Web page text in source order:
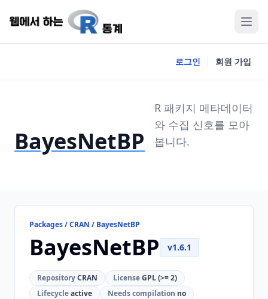
로그인 회원 가입
BayesNetBP
R 패키지 메타데이터
와 수집 신호를 모아
봅니다.
Packages / CRAN / BayesNetBP
BayesNetBP v1.6.1
RepositoryCRAN LicenseGPL (>= 2)
Lifecycleactive Needs compilation no